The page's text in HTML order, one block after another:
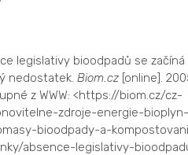
legislativy bioodpadů se začíná
nedostatek. Biom.cz[online].
z WWW: <https://biom.cz/cz-
zdroje-energie-
bioodpady-a-
absence-legislativy-